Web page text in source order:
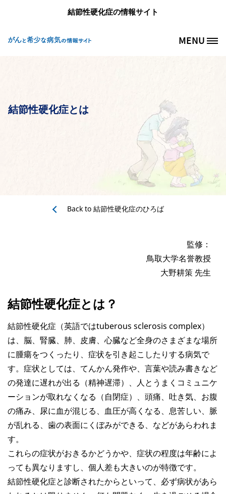
メインコンテンツに移動
結節性硬化症の情報サイト
Site Logo MENU
結節性硬化症とは
Back to 結節性硬化症のひろば
監修：
鳥取大学名誉教授
大野耕策 先生
結節性硬化症とは？
結節性硬化症（英語ではtuberous sclerosis complex）
は、脳、腎臓、肺、皮膚、心臓など全身のさまざまな場所
に腫瘍をつくったり、症状を引き起こしたりする病気で
す。症状としては、てんかん発作や、言葉や読み書きなど
の発達に遅れが出る（精神遅滞）、人とうまくコミュニケ
ーションが取れなくなる（自閉症）、頭痛、吐き気、お腹
の痛み、尿に血が混じる、血圧が高くなる、息苦しい、脈
が乱れる、歯の表面にくぼみができる、などがあらわれま
す。
これらの症状がおきるかどうかや、症状の程度は年齢によ
っても異なりますし、個人差も大きいのが特徴です。
結節性硬化症と診断されたからといって、必ず病状があら